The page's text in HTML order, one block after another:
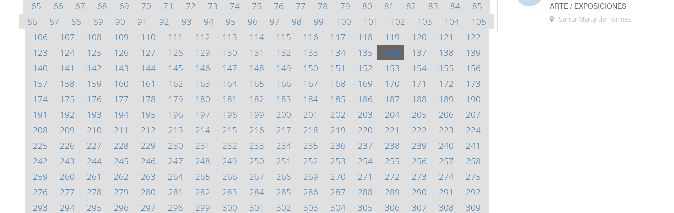
65
66 67 68 69 70 71 72 73 74 75 76 77 78 79 80 81 82 83 84
85
86
87 88 89 90 91 92 93 94 95 96 97 98 99 100 101 102 103 104
105
106
107 108 109 110 111 112 113 114 115 116 117 118 119 120 121
122
123
124 125 126 127 128 129 130 131 132 133 134 135 136 137 138
139
140
141 142 143 144 145 146 147 148 149 150 151 152 153 154 155
156
157
158 159 160 161 162 163 164 165 166 167 168 169 170 171 172
173
174
175 176 177 178 179 180 181 182 183 184 185 186 187 188 189
190
191
192 193 194 195 196 197 198 199 200 201 202 203 204 205 206
207
208
209 210 211 212 213 214 215 216 217 218 219 220 221 222 223
224
225
226 227 228 229 230 231 232 233 234 235 236 237 238 239 240
241
242
243 244 245 246 247 248 249 250 251 252 253 254 255 256 257
258
259
260 261 262 263 264 265 266 267 268 269 270 271 272 273 274
275
276
277 278 279 280 281 282 283 284 285 286 287 288 289 290 291
292
293
294 295 296 297 298 299 300 301 302 303 304 305 306 307 308 309
ARTE / EXPOSICIONES
Santa Marta de Tormes